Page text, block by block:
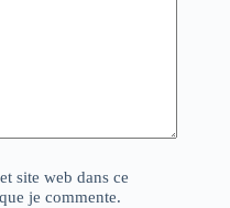
site web dans ce
je commente.